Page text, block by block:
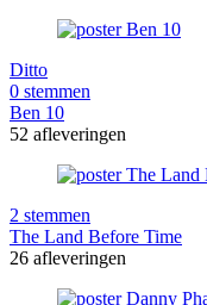
Ditto
0 stemmen
Ben 10
52 afleveringen
2 stemmen
The Land Before Time
26 afleveringen